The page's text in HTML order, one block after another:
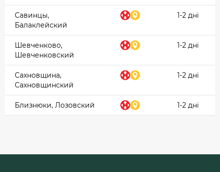
Савинцы,
Балаклейский
1-2 дні
Шевченково,
Шевченковский
1-2 дні
Сахновщина,
Сахновщинский
1-2 дні
Близнюки, Лозовский 1-2 дні